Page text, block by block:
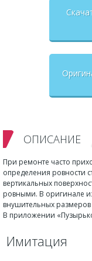
ОПИСАНИЕ
При ремонте часто
определения ровности
вертикальных
ровными. В оригинале
внушительных
В приложении
Имитация